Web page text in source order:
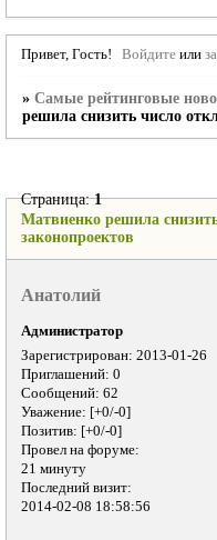
Привет, Гость! Войдитеили
» Самые рейтинговые
решила снизить число
Матвиенко решила
законопроектов
Страница:1
Анатолий
Администратор
Зарегистрирован: 2013-01-26
Приглашений: 0
Сообщений: 62
Уважение: [+0/-0]
Позитив: [+0/-0]
Провел на форуме:
21 минуту
Последний визит:
2014-02-08 18:58:56